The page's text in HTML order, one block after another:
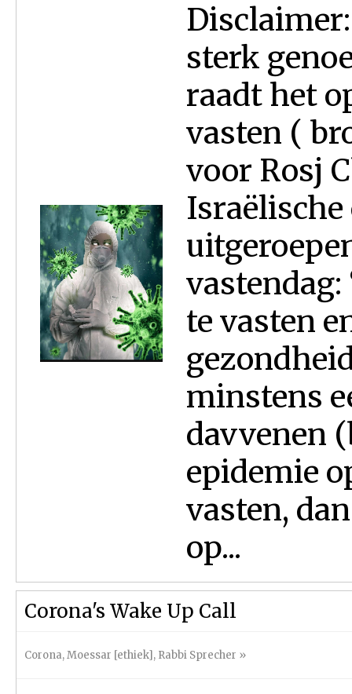
sterk
raadt het
vasten (
voor Rosj
te vasten
minstens
davvenen
epidemie
vasten,
op...
Corona's Wake Up Call
Corona,Moessar [ethiek], Rabbi Sprecher »